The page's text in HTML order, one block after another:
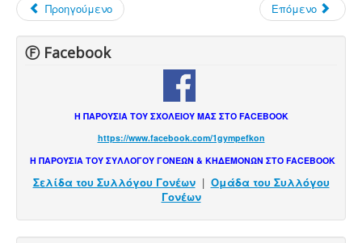
Προηγούμενο Επόμενο
Ⓕ Facebook
Η ΠΑΡΟΥΣΙΑ ΤΟΥ ΣΧΟΛΕΙΟΥ ΜΑΣ ΣΤΟ FACEBOOK
https://www.facebook.com/1gympefkon
Η ΠΑΡΟΥΣΙΑ ΤΟΥ ΣΥΛΛΟΓΟΥ ΓΟΝΕΩΝ & ΚΗΔΕΜΟΝΩΝ ΣΤΟ FACEBOOK
Σελίδα του Συλλόγου Γονέων| Ομάδα του Συλλόγου
Γονέων